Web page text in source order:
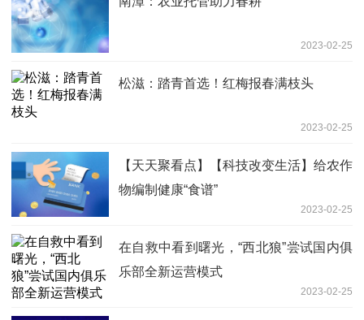
2023-02-25
松滋：踏青首选！红梅报春满枝头
2023-02-25
【天天聚看点】【科技改变生活】给农作
物编制健康“食谱”
2023-02-25
在自救中看到曙光，“西北狼”尝试国内俱
乐部全新运营模式
2023-02-25